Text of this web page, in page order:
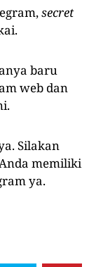
secret
baru
web dan
Silakan
memiliki
ya.